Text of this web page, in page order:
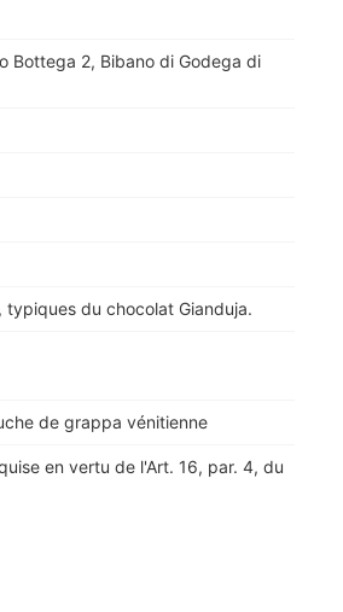
Bottega 2, Bibano di Godega di
du chocolat Gianduja.
de grappa vénitienne
en vertu de l'Art. 16, par. 4, du